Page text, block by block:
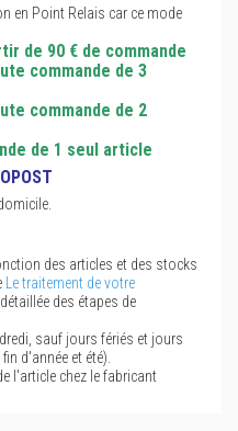
en Point Relais car ce mode
de 90 € de commande
commande de 3
commande de 2
de 1 seul article
des articles et des stocks
Le traitement de votre
des étapes de
sauf jours fériés et jours
d'année et été).
l'article chez le fabricant